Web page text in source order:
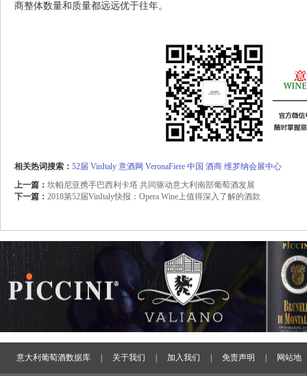
商整体数量和质量都远远优于往年。
相关热词搜索： 52届 VinItaly 意酒网 VeronaFiere 中国 酒商 维罗纳会展中心
上一篇： 坎帕尼亚携手巴西利卡塔 共同驱动意大利南部葡萄酒发展
下一篇： 2018第52届VinItaly快报：Opera Wine上值得深入了解的酒款
意大利葡萄酒数据库 关于我们 加入我们 免责声明 网站地